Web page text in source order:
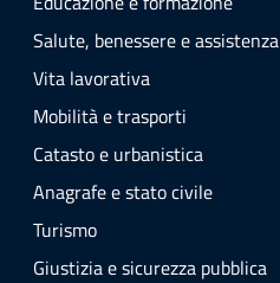
Salute, benessere e assistenza
Vita lavorativa
Mobilità e trasporti
Catasto e urbanistica
Anagrafe e stato civile
Turismo
Giustizia e sicurezza pubblica